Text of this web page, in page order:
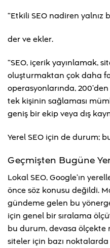
“Etkili SEO nadiren
der ve ekler.
“SEO, içerik yayınlamak,
oluşturmaktan çok daha
operasyonlarında,
tek kişinin sağlaması
geniş bir ekip veya dış
Yerel SEO için de durum;
Geçmişten Bugüne
Lokal SEO, Google’ın
önce söz konusu değildi.
gündeme gelen bu
için genel bir sıralama
bu durum, devasa
siteler için bazı